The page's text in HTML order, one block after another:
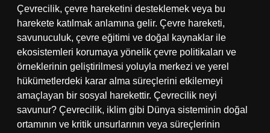
Çevrecilik, çevre hareketini desteklemek veya bu
harekete katılmak anlamına gelir. Çevre hareketi,
savunuculuk, çevre eğitimi ve doğal kaynaklar ile
ekosistemleri korumaya yönelik çevre politikaları ve
örneklerinin geliştirilmesi yoluyla merkezi ve yerel
hükümetlerdeki karar alma süreçlerini etkilemeyi
amaçlayan bir sosyal harekettir. Çevrecilik neyi
savunur? Çevrecilik, iklim gibi Dünya sisteminin doğal
ortamının ve kritik unsurlarının veya süreçlerinin